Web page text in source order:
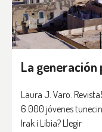
La generación
Laura J. Varo.
6.000 jóvenes
Irak i Libia? Llegir